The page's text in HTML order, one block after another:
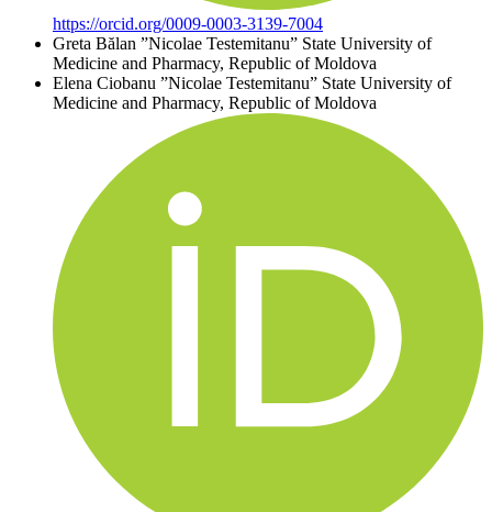
https://orcid.org/0009-0003-3139-7004
Greta Bălan ”Nicolae Testemitanu” State University of
Medicine and Pharmacy, Republic of Moldova
Elena Ciobanu ”Nicolae Testemitanu” State University of
Medicine and Pharmacy, Republic of Moldova